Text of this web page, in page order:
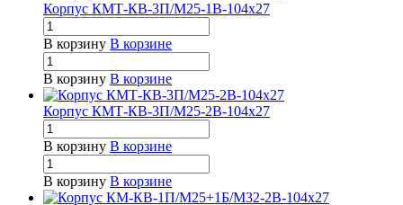
Корпус КМТ-КВ-3П/М25-1В-104х27
В корзину В корзине
В корзину В корзине
Корпус КМТ-КВ-3П/М25-2В-104х27
В корзину В корзине
В корзину В корзине